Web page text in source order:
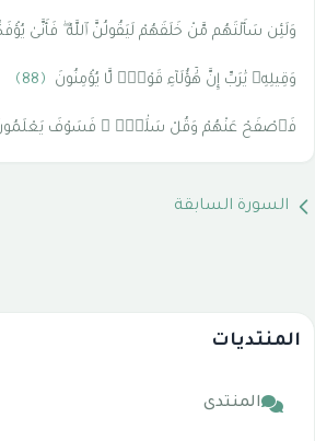
المنتديات
المنتدى
وَلَئِن سَأَلْتَهُم مَّنْ خَلَقَهُمْ لَيَقُولُنَّ ٱللَّهُ ۖ فَأَنَّىٰ
وَقِيلِهِۦ يَٰرَبِّ إِنَّ هَٰٓؤُلَآءِ قَوْمٌۭ لَّا يُؤْمِنُونَ ﴿88﴾
فَٱصْفَحْ عَنْهُمْ وَقُلْ سَلَٰمٌۭ ۚ فَسَوْفَ
السورة السابقة